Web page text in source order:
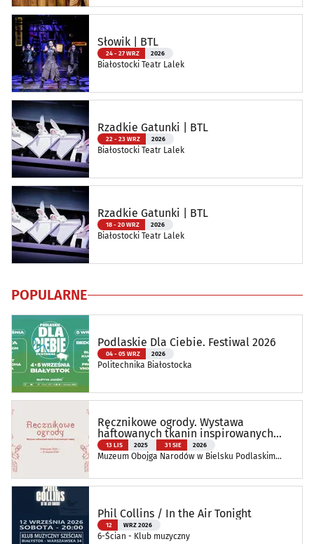
Słowik | BTL
24 - 27 WRZ 2026
Białostocki Teatr Lalek
Rzadkie Gatunki | BTL
22 - 23 WRZ 2026
Białostocki Teatr Lalek
Rzadkie Gatunki | BTL
18 - 20 WRZ 2026
Białostocki Teatr Lalek
POPULARNE
Podlaskie Dla Ciebie. Festiwal 2026
04 - 05 WRZ 2026
Politechnika Białostocka
Ręcznikowe ogrody. Wystawa
haftowanych tkanin inspirowanych
naturą
13 LIS 2025 31 SIE 2026
Muzeum Obojga Narodów w Bielsku Podlaskim
Phil Collins / In the Air Tonight
12 WRZ 2026
6-Ścian - Klub muzyczny